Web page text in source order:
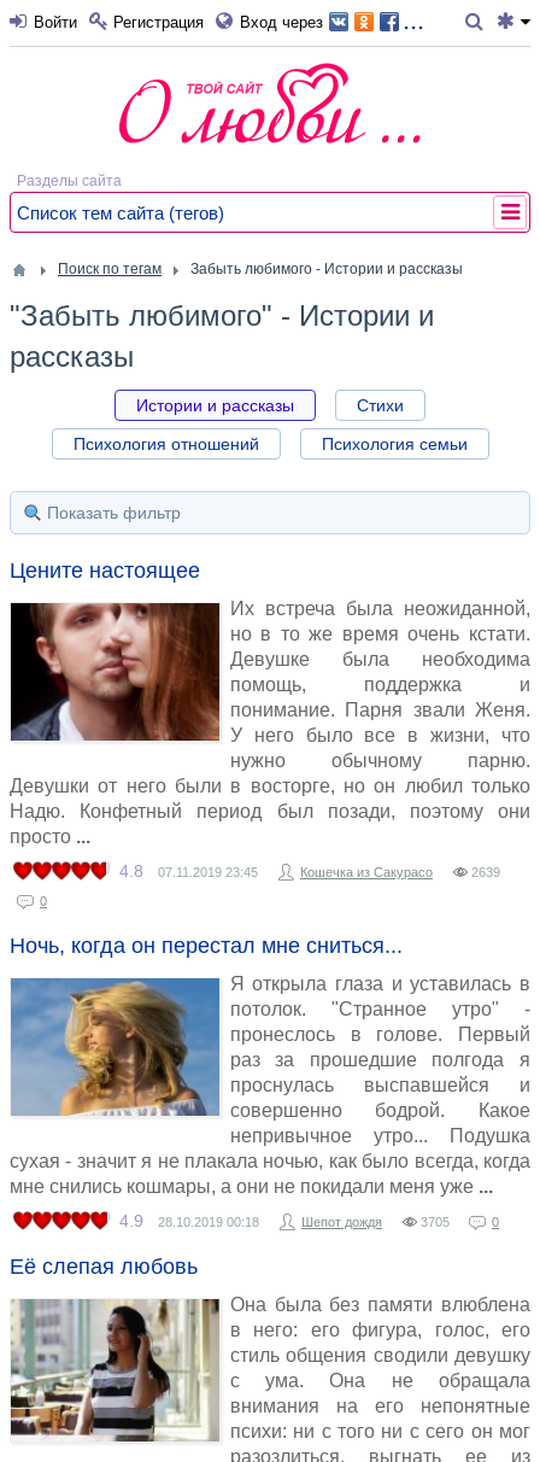
Войти Регистрация Вход через ...
Разделы сайта
Список тем сайта (тегов)
Поиск по тегам Забыть любимого - Истории и рассказы
"Забыть любимого" - Истории и
рассказы
Истории и рассказы
Стихи
Психология отношений
Психология семьи
Показать фильтр
Цените настоящее
Их встреча была неожиданной,
но в то же время очень кстати.
Девушке была необходима
помощь, поддержка и
понимание. Парня звали Женя.
У него было все в жизни, что
нужно обычному парню.
Девушки от него были в восторге, но он любил только
Надю. Конфетный период был позади, поэтому они
просто
4.8 07.11.2019 23:45 Кошечка из Сакурасо
2639
0
Ночь, когда он перестал мне сниться...
Я открыла глаза и уставилась в
потолок. "Странное утро" -
пронеслось в голове. Первый
раз за прошедшие полгода я
проснулась выспавшейся и
совершенно бодрой. Какое
непривычное утро... Подушка
сухая - значит я не плакала ночью, как было всегда, когда
мне снились кошмары, а они не покидали меня уже
4.9 28.10.2019 00:18 Шепот дождя 3705 0
Её слепая любовь
Она была без памяти влюблена
в него: его фигура, голос, его
стиль общения сводили девушку
с ума. Она не обращала
внимания на его непонятные
психи: ни с того ни с сего он мог
разозлиться, выгнать ее из